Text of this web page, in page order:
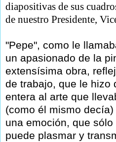
diapositivas de sus
de nuestro Presidente,
"Pepe", como le
un apasionado de la
extensísima obra,
de trabajo, que le hizo
entera al arte que
(como él mismo
una emoción, que
puede plasmar y